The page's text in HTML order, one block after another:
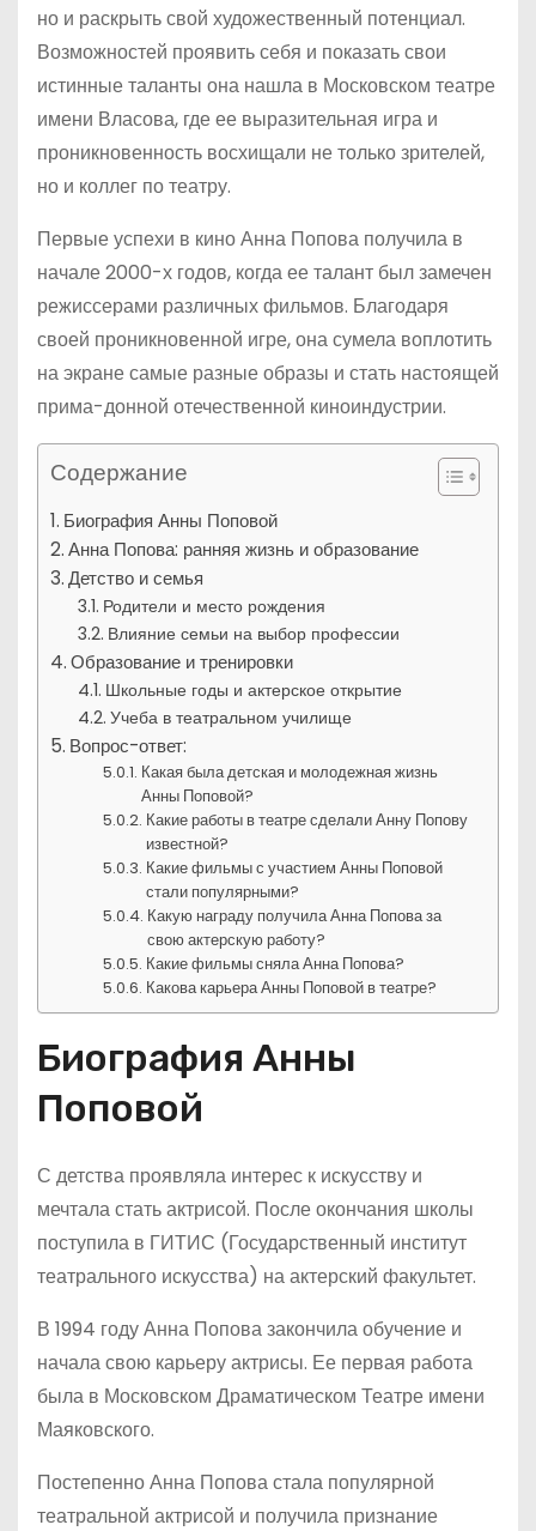
но и раскрыть свой художественный потенциал.
Возможностей проявить себя и показать свои
истинные таланты она нашла в Московском театре
имени Власова, где ее выразительная игра и
проникновенность восхищали не только зрителей,
но и коллег по театру.
Первые успехи в кино Анна Попова получила в
начале 2000-х годов, когда ее талант был замечен
режиссерами различных фильмов. Благодаря
своей проникновенной игре, она сумела воплотить
на экране самые разные образы и стать настоящей
прима-донной отечественной киноиндустрии.
Содержание
Биография Анны Поповой
Анна Попова: ранняя жизнь и образование
Детство и семья
Родители и место рождения
Влияние семьи на выбор профессии
Образование и тренировки
Школьные годы и актерское открытие
Учеба в театральном училище
Вопрос-ответ:
Какая была детская и молодежная жизнь
Анны Поповой?
Какие работы в театре сделали Анну Попову
известной?
Какие фильмы с участием Анны Поповой
стали популярными?
Какую награду получила Анна Попова за
свою актерскую работу?
Какие фильмы сняла Анна Попова?
Какова карьера Анны Поповой в театре?
Биография Анны
Поповой
С детства проявляла интерес к искусству и
мечтала стать актрисой. После окончания школы
поступила в ГИТИС (Государственный институт
театрального искусства) на актерский факультет.
В 1994 году Анна Попова закончила обучение и
начала свою карьеру актрисы. Ее первая работа
была в Московском Драматическом Театре имени
Маяковского.
Постепенно Анна Попова стала популярной
театральной актрисой и получила признание